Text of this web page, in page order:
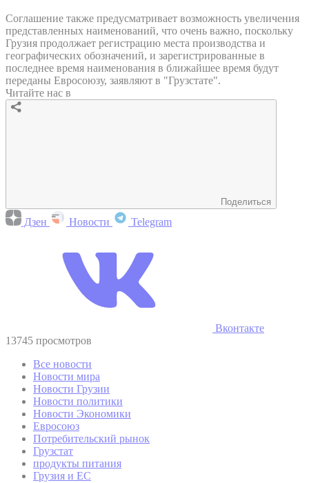
Соглашение также предусматривает возможность увеличения
представленных наименований, что очень важно, поскольку
Грузия продолжает регистрацию места производства и
географических обозначений, и зарегистрированные в
последнее время наименования в ближайшее время будут
переданы Евросоюзу, заявляют в "Грузстате".
Читайте нас в
Поделиться
Дзен Новости Telegram
Вконтакте
13745 просмотров
Все новости
Новости мира
Новости Грузии
Новости политики
Новости Экономики
Евросоюз
Потребительский рынок
Грузстат
продукты питания
Грузия и ЕС